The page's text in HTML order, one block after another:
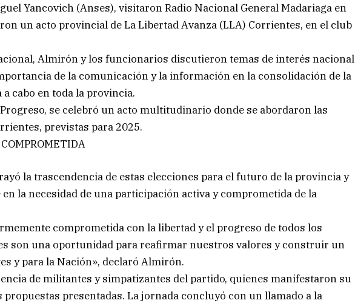
Yancovich (Anses), visitaron Radio Nacional General Madariaga en
un acto provincial de La Libertad Avanza (LLA) Corrientes, en el club
Almirón y los funcionarios discutieron temas de interés nacional
de la comunicación y la información en la consolidación de la
cabo en toda la provincia.
se celebró un acto multitudinario donde se abordaron las
previstas para 2025.
la trascendencia de estas elecciones para el futuro de la provincia y
la necesidad de una participación activa y comprometida de la
comprometida con la libertad y el progreso de todos los
son una oportunidad para reafirmar nuestros valores y construir un
y para la Nación», declaró Almirón.
de militantes y simpatizantes del partido, quienes manifestaron su
propuestas presentadas. La jornada concluyó con un llamado a la